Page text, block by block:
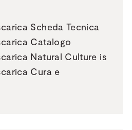
Scheda Tecnica
Catalogo
Natural Culture is
Cura e